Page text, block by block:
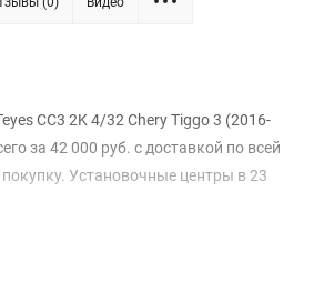
CC3 2K 4/32 Chery Tiggo 3 (2016-
за 42 000 руб. с доставкой по всей
Установочные центры в 23